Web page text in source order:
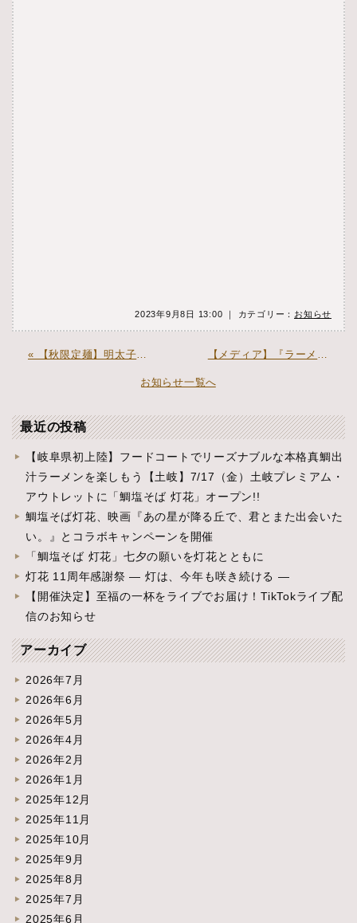
2023年9月8日 13:00 ｜ カテゴリー： お知らせ
« 【秋限定麺】明太子つけ麺 大好評販売中 【メディア】『ラーメンWalker東京2024』で紹介されました »
お知らせ一覧へ
最近の投稿
【岐阜県初上陸】フードコートでリーズナブルな本格真鯛出
汁ラーメンを楽しもう【土岐】7/17（金）土岐プレミアム・
アウトレットに「鯛塩そば 灯花」オープン!!
鯛塩そば灯花、映画『あの星が降る丘で、君とまた出会いた
い。』とコラボキャンペーンを開催
「鯛塩そば 灯花」七夕の願いを灯花とともに
灯花 11周年感謝祭 ― 灯は、今年も咲き続ける ―
【開催決定】至福の一杯をライブでお届け！TikTokライブ配
信のお知らせ
アーカイブ
2026年7月
2026年6月
2026年5月
2026年4月
2026年2月
2026年1月
2025年12月
2025年11月
2025年10月
2025年9月
2025年8月
2025年7月
2025年6月